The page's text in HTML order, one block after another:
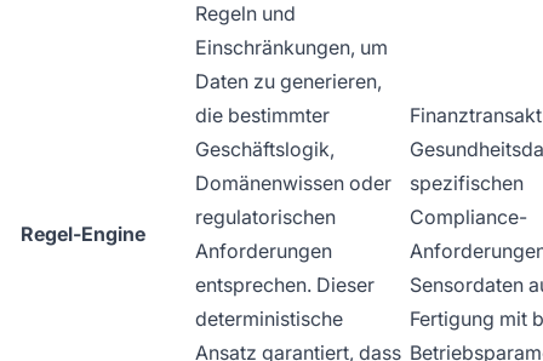
Regel-Engine
Regeln und
Einschränkungen, um
Daten zu generieren,
die bestimmter
Geschäftslogik,
Domänenwissen oder
regulatorischen
Anforderungen
entsprechen. Dieser
deterministische
Ansatz garantiert, dass
spezifischen
Compliance-
Sensordaten
Fertigung mit